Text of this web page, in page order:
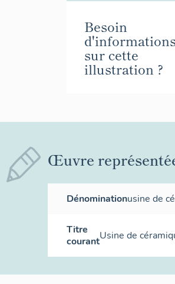
Besoin
sur cette
illustration ?
Œuvre
Dénominationusine de
Titre
courantUsine de